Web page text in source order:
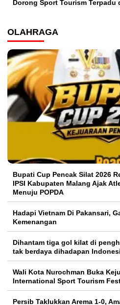
Dorong Sport Tourism Terpadu
OLAHRAGA
Bupati Cup Pencak Silat 2026
IPSI Kabupaten Malang Ajak
Menuju POPDA
Hadapi Vietnam Di Pakansari,
Kemenangan
Dihantam tiga gol kilat di
tak berdaya dihadapan
Wali Kota Nurochman Buka
International Sport Tourism
Persib Taklukkan Arema 1-0,